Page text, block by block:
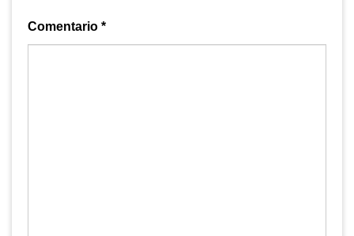
Comentario *